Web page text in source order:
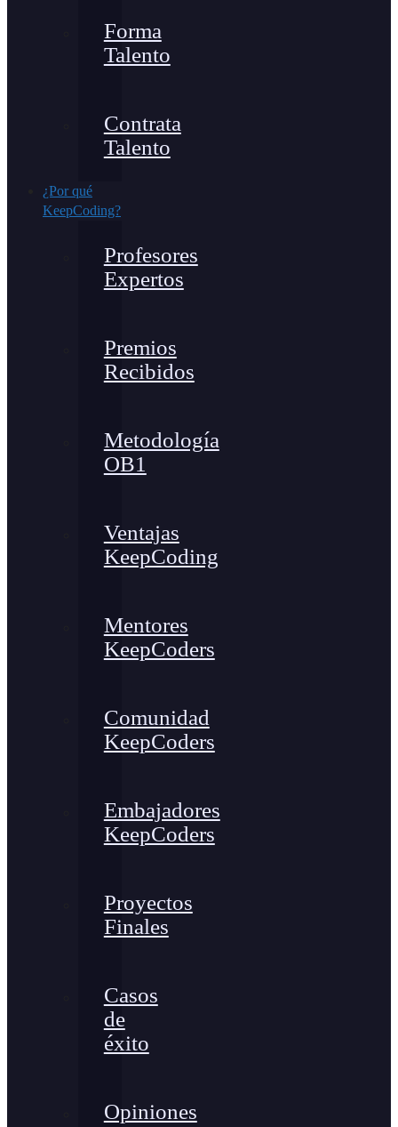
Forma
Talento
Contrata
Talento
¿Por qué
KeepCoding?
Profesores
Expertos
Premios
Recibidos
Metodología
OB1
Ventajas
KeepCoding
Mentores
KeepCoders
Comunidad
KeepCoders
Embajadores
KeepCoders
Proyectos
Finales
Casos
de
éxito
Opiniones